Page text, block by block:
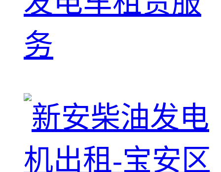
务